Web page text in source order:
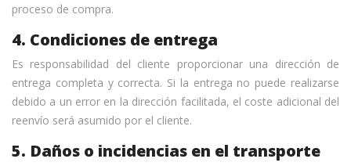
proceso de compra.
4. Condiciones de entrega
Es responsabilidad del cliente proporcionar una dirección de
entrega completa y correcta. Si la entrega no puede realizarse
debido a un error en la dirección facilitada, el coste adicional del
reenvío será asumido por el cliente.
5. Daños o incidencias en el transporte